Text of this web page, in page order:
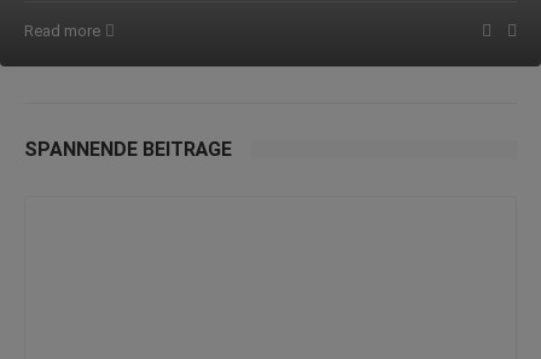
Read more
SPANNENDE BEITRÄGE